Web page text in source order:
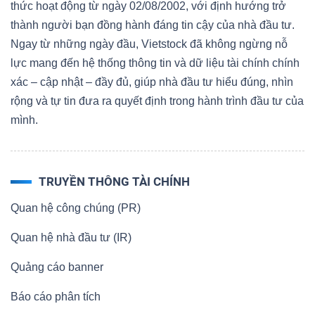
thức hoạt động từ ngày 02/08/2002, với định hướng trở
thành người bạn đồng hành đáng tin cậy của nhà đầu tư.
Ngay từ những ngày đầu, Vietstock đã không ngừng nỗ
lực mang đến hệ thống thông tin và dữ liệu tài chính chính
xác – cập nhật – đầy đủ, giúp nhà đầu tư hiểu đúng, nhìn
rộng và tự tin đưa ra quyết định trong hành trình đầu tư của
mình.
TRUYỀN THÔNG TÀI CHÍNH
Quan hệ công chúng (PR)
Quan hệ nhà đầu tư (IR)
Quảng cáo banner
Báo cáo phân tích
tích
(-)
Thuật
ngữ
(-)
vụ
(-)
Đào